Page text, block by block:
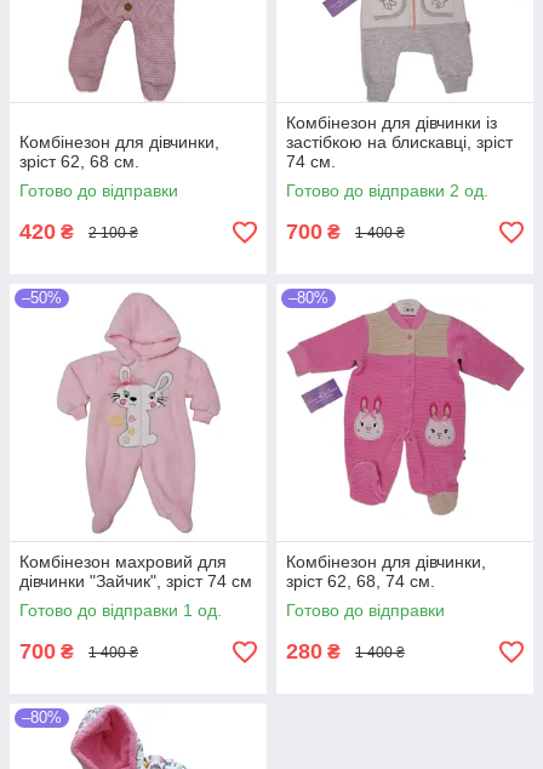
Комбінезон для дівчинки,
зріст 62, 68 см.
Готово до відправки
420 ₴ 2 100 ₴
Комбінезон для дівчинки із
застібкою на блискавці, зріст
74 см.
Готово до відправки 2 од.
700 ₴ 1 400 ₴
–50%
Комбінезон махровий для
дівчинки "Зайчик", зріст 74 см
Готово до відправки 1 од.
700 ₴ 1 400 ₴
–80%
Комбінезон для дівчинки,
зріст 62, 68, 74 см.
Готово до відправки
280 ₴ 1 400 ₴
–80%